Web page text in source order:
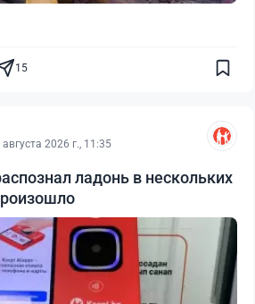
15
августа 2026 г., 11:35
ладонь в нескольких